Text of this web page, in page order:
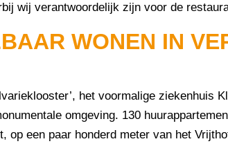
wij verantwoordelijk zijn voor de
WONEN IN
het voormalige ziekenhuis
omgeving. 130
op een paar honderd meter van het